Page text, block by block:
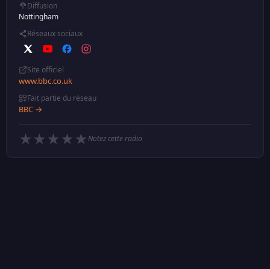
Diffusion
Nottingham
Réseaux sociaux
Site officiel
www.bbc.co.uk
Fait partie du réseau
BBC →
★ ★ ★ ★ ★Notez cette radio